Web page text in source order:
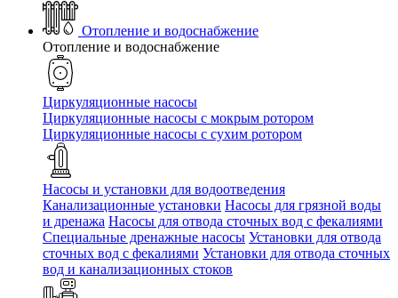
Отопление и водоснабжение
Отопление и водоснабжение
Циркуляционные насосы
Циркуляционные насосы с мокрым ротором
Циркуляционные насосы с сухим ротором
Насосы и установки для водоотведения
Канализационные установки Насосы для грязной воды
и дренажа Насосы для отвода сточных вод c фекалиями
Специальные дренажные насосы Установки для отвода
сточных вод c фекалиями Установки для отвода сточных
вод и канализационных стоков